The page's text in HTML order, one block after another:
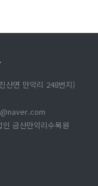
산면 만악리 248번지)
금산만악리수목원